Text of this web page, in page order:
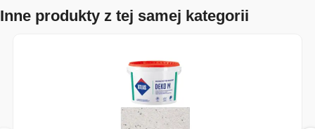
Inne produkty z tej samej kategorii